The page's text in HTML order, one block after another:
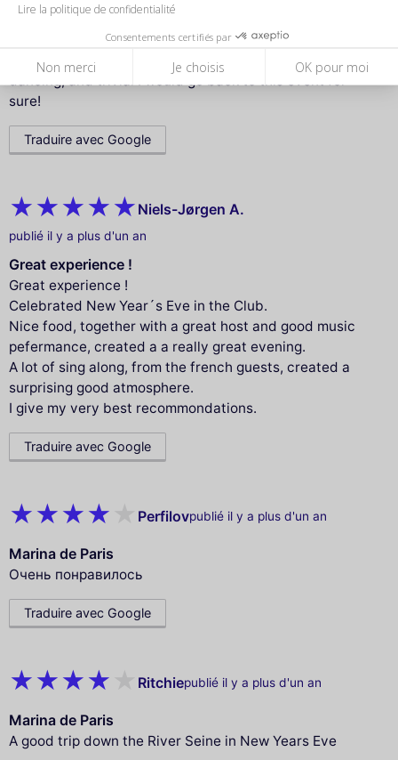
Lire la politique de confidentialité
Consentements certifiés par
Non merci Je choisis OK pour moi
community surrounding us. We had so much fun! The
food was delicious, beverages plentiful, and
entertainment non-stop from live music, karaoke,
dancing, and trivia. I would go back to this event for
sure!
Traduire avec Google
Niels-Jørgen A.
publié il y a plus d'un an
Great experience !
Great experience !
Celebrated New Year´s Eve in the Club.
Nice food, together with a great host and good music
pefermance, created a a really great evening.
A lot of sing along, from the french guests, created a
surprising good atmosphere.
I give my very best recommondations.
Traduire avec Google
Perfilovpublié il y a plus d'un an
Marina de Paris
Очень понравилось
Traduire avec Google
Ritchiepublié il y a plus d'un an
Marina de Paris
A good trip down the River Seine in New Years Eve